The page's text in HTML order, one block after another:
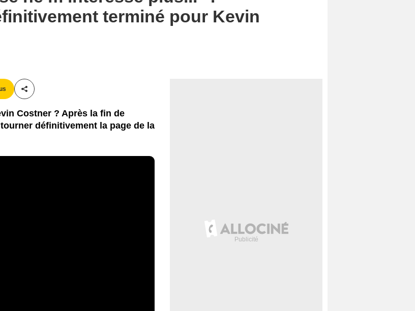
terminé pour Kevin
Partager cet article
Costner ? Après la fin de
définitivement la page de la